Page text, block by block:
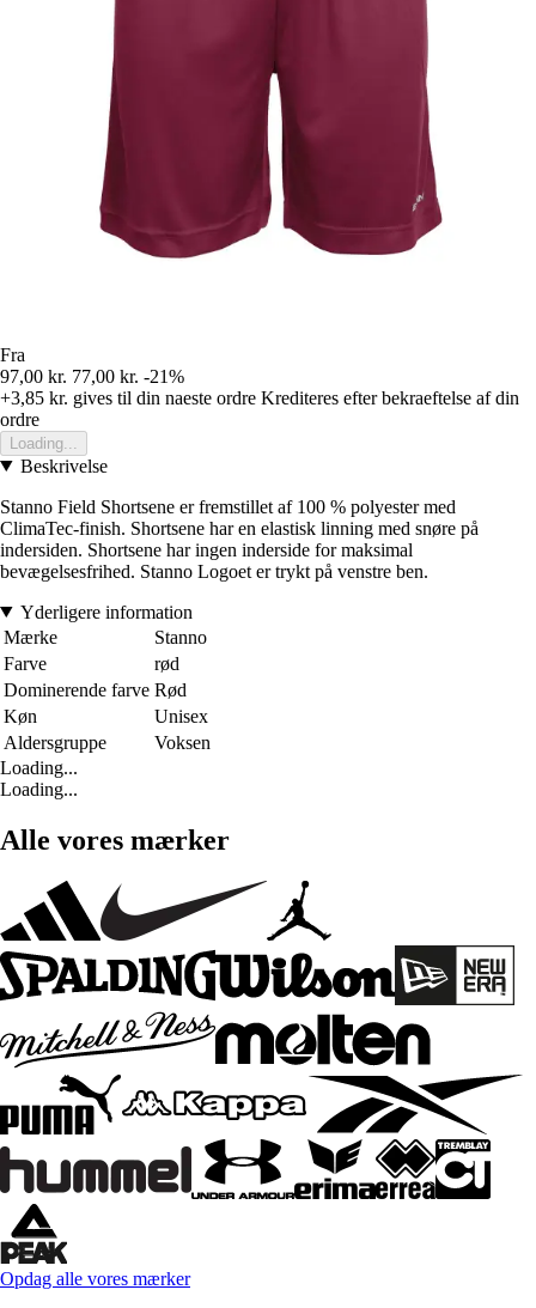
Fra
97,00 kr. 77,00 kr. -21%
+3,85 kr. gives til din naeste ordre Krediteres efter bekraeftelse af din
ordre
Loading...
Beskrivelse
Stanno Field Shortsene er fremstillet af 100 % polyester med
ClimaTec-finish. Shortsene har en elastisk linning med snøre på
indersiden. Shortsene har ingen inderside for maksimal
bevægelsesfrihed. Stanno Logoet er trykt på venstre ben.
Yderligere information
Mærke
Stanno
Farve
rød
Dominerende farve Rød
Køn
Unisex
Aldersgruppe
Voksen
Loading...
Loading...
Alle vores mærker
Opdag alle vores mærker